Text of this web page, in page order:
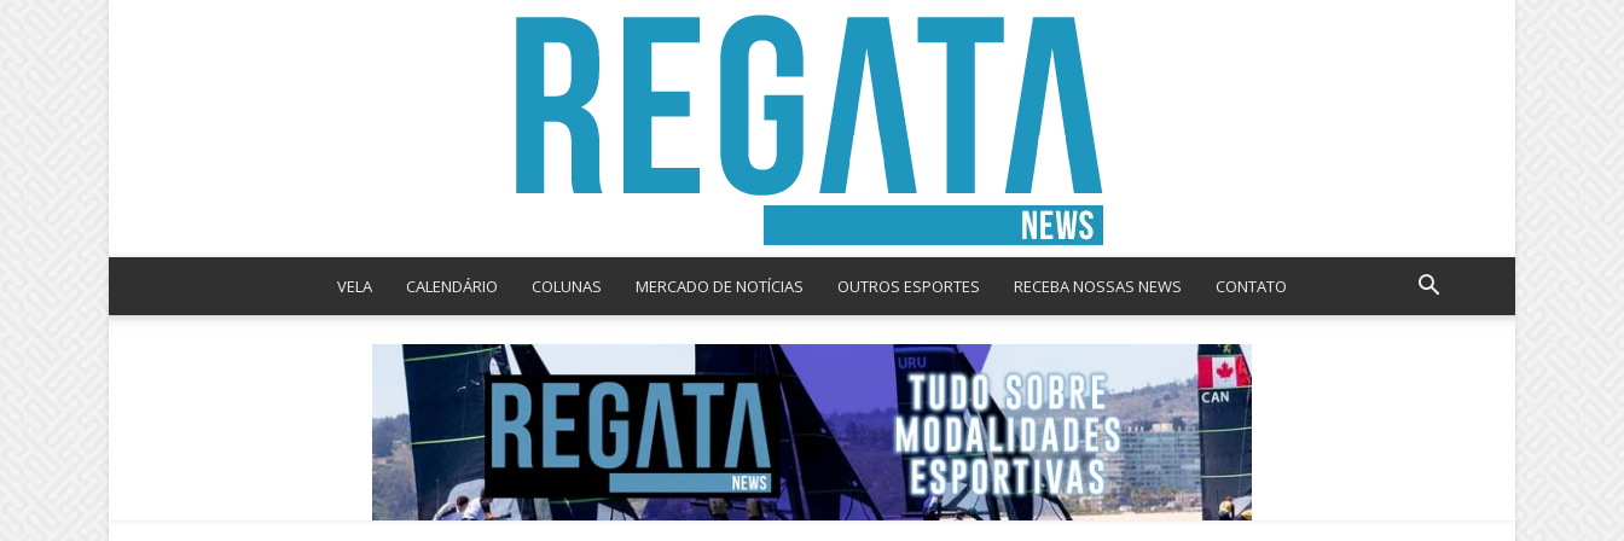
News
VELA CALENDÁRIO COLUNAS MERCADO DE NOTÍCIAS OUTROS ESPORTES RECEBA NOSSAS NEWS CONTATO